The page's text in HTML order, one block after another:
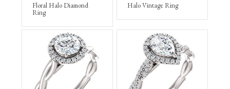
Floral Halo Diamond
Ring
Halo Vintage Ring